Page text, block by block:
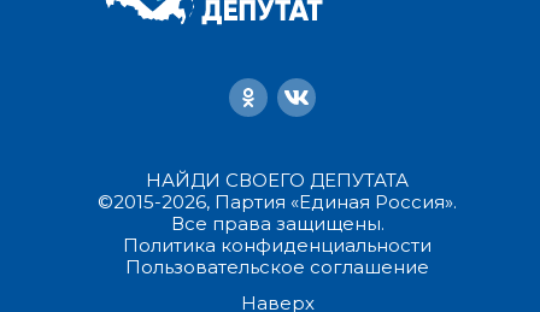
НАЙДИ СВОЕГО ДЕПУТАТА
©2015-2026, Партия «Единая Россия».
Все права защищены.
Политика конфиденциальности
Пользовательское соглашение
Наверх